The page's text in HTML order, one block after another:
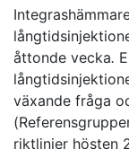
åttonde vecka.
växande fråga
riktlinjer hösten